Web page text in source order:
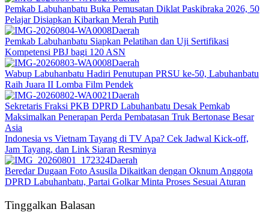
Pemkab Labuhanbatu Buka Pemusatan Diklat Paskibraka 2026, 50
Pelajar Disiapkan Kibarkan Merah Putih
Daerah
Pemkab Labuhanbatu Siapkan Pelatihan dan Uji Sertifikasi
Kompetensi PBJ bagi 120 ASN
Daerah
Wabup Labuhanbatu Hadiri Penutupan PRSU ke-50, Labuhanbatu
Raih Juara II Lomba Film Pendek
Daerah
Sekretaris Fraksi PKB DPRD Labuhanbatu Desak Pemkab
Maksimalkan Penerapan Perda Pembatasan Truk Bertonase Besar
Asia
Indonesia vs Vietnam Tayang di TV Apa? Cek Jadwal Kick-off,
Jam Tayang, dan Link Siaran Resminya
Daerah
Beredar Dugaan Foto Asusila Dikaitkan dengan Oknum Anggota
DPRD Labuhanbatu, Partai Golkar Minta Proses Sesuai Aturan
Tinggalkan Balasan